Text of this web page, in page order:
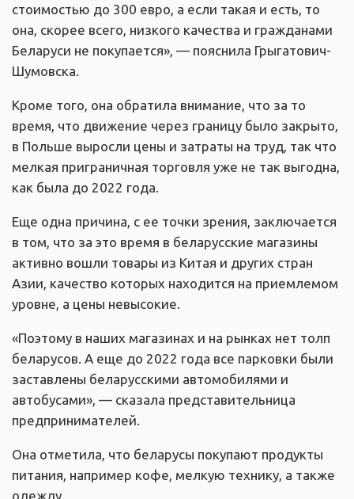
стоимостью до 300 евро, а если такая и есть, то
она, скорее всего, низкого качества и гражданами
Беларуси не покупается», — пояснила Грыгатович-
Шумовска.
Кроме того, она обратила внимание, что за то
время, что движение через границу было закрыто,
в Польше выросли цены и затраты на труд, так что
мелкая приграничная торговля уже не так выгодна,
как была до 2022 года.
Еще одна причина, с ее точки зрения, заключается
в том, что за это время в беларусские магазины
активно вошли товары из Китая и других стран
Азии, качество которых находится на приемлемом
уровне, а цены невысокие.
«Поэтому в наших магазинах и на рынках нет толп
беларусов. А еще до 2022 года все парковки были
заставлены беларусскими автомобилями и
автобусами», — сказала представительница
предпринимателей.
Она отметила, что беларусы покупают продукты
питания, например кофе, мелкую технику, а также
одежду.